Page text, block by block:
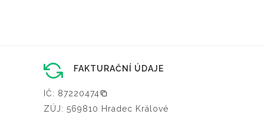
FAKTURAČNÍ ÚDAJE
IČ: 87220474
ZÚJ: 569810 Hradec Králové